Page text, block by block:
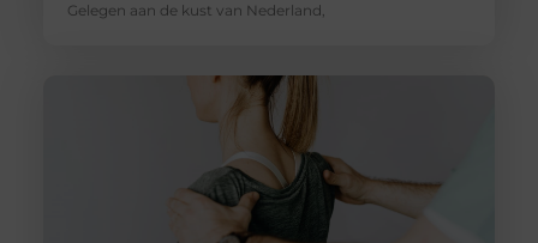
Gelegen aan de kust van Nederland,